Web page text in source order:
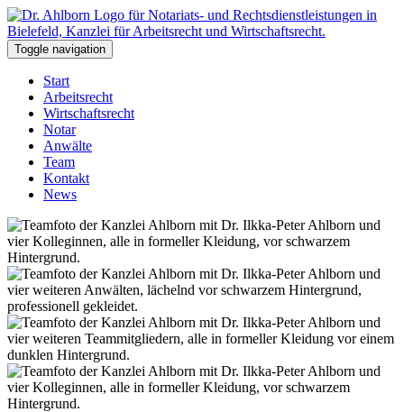
Toggle navigation
Start
Arbeitsrecht
Wirtschaftsrecht
Notar
Anwälte
Team
Kontakt
News